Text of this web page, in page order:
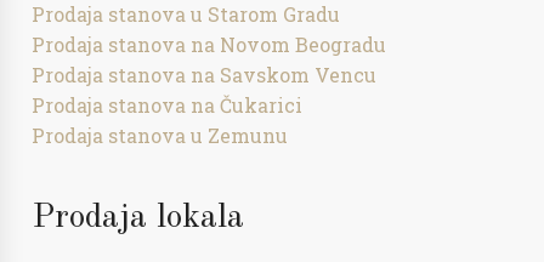
Prodaja stanova u Starom Gradu
Prodaja stanova na Novom Beogradu
Prodaja stanova na Savskom Vencu
Prodaja stanova na Čukarici
Prodaja stanova u Zemunu
Prodaja lokala